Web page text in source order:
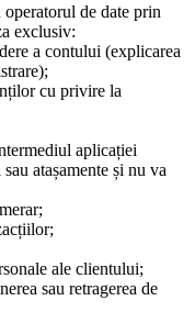
de date prin
exclusiv:
a contului (explicarea
cu privire la
aplicației
atașamente și nu va
ale clientului;
sau retragerea de